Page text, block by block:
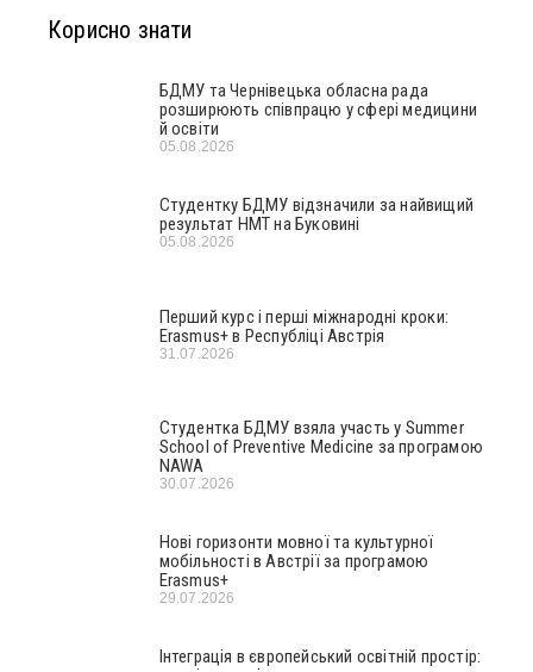
Корисно знати
БДМУ та Чернівецька обласна рада
розширюють співпрацю у сфері медицини
й освіти
05.08.2026
Студентку БДМУ відзначили за найвищий
результат НМТ на Буковині
05.08.2026
Перший курс і перші міжнародні кроки:
Erasmus+ в Республіці Австрія
31.07.2026
Студентка БДМУ взяла участь у Summer
School of Preventive Medicine за програмою
NAWA
30.07.2026
Нові горизонти мовної та культурної
мобільності в Австрії за програмою
Erasmus+
29.07.2026
Інтеграція в європейський освітній простір: